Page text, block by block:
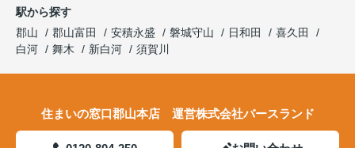
駅から探す
郡山
郡山富田 安積永盛 磐城守山 日和田
喜久田
白河
舞木 新白河 須賀川
住まいの窓口郡山本店 運営株式会社バースランド